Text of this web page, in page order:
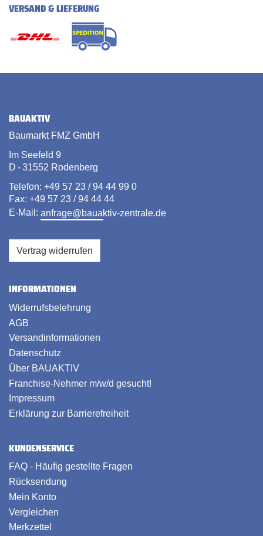
VERSAND & LIEFERUNG
BAUAKTIV
Baumarkt FMZ GmbH
Im Seefeld 9
D - 31552 Rodenberg
Telefon: +49 57 23 / 94 44 99 0
Fax: +49 57 23 / 94 44 44
E-Mail: anfrage@bauaktiv-zentrale.de
Vertrag widerrufen
INFORMATIONEN
Widerrufsbelehrung
AGB
Versandinformationen
Datenschutz
Über BAUAKTIV
Franchise-Nehmer m/w/d gesucht!
Impressum
Erklärung zur Barrierefreiheit
KUNDENSERVICE
FAQ - Häufig gestellte Fragen
Rücksendung
Mein Konto
Vergleichen
Merkzettel